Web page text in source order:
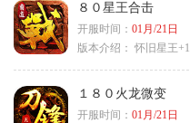
８０星王合击
开服时间： 01月/21日
版本介绍： 怀旧星王+1
１８０火龙微变
开服时间： 01月/21日